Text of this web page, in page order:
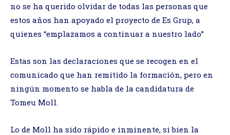
no se ha querido olvidar de todas las personas que
estos años han apoyado el proyecto de Es Grup, a
quienes “emplazamos a continuar a nuestro lado”
Estas son las declaraciones que se recogen en el
comunicado que han remitido la formación, pero en
ningún momento se habla de la candidatura de
Tomeu Moll.
Lo de Moll ha sido rápido e inminente, si bien la